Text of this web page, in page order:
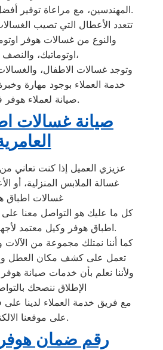
المهندسين، مع مراعاة توفير أفضل خدمات الدعم الفنى.
تتعدد الأعطال التي تصيب
والنوع من غسالات هوفر
اوتوماتيك، والنصف اتوماتيك،
وتوجد غسالات الاطفال،
خدمة العملاء بوجود مهارة
صيانة لعملاء هوفر في مصر.
صيانة غسالات
غسالة الملابس المنزلية، أو
غسالات اطباق
اطباق هوفر وكيل معتمد لأجهزة هوفر في مصر.
تعمل على كشف مكان العطل
الإطلاق ننصحك
على موقعنا الالكتروني.
رقم ضمان هوفر